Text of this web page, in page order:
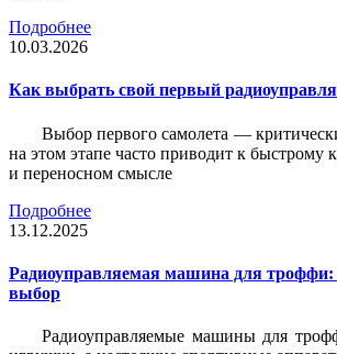
Подробнее
10.03.2026
Как выбрать свой первый
Выбор первого самолета —
на этом этапе часто приводит к
и переносном смысле
Подробнее
13.12.2025
Радиоуправляемая машина для троффи:
выбор
Радиоуправляемые машины для